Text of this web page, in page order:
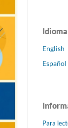
Idioma
English
Español
Para